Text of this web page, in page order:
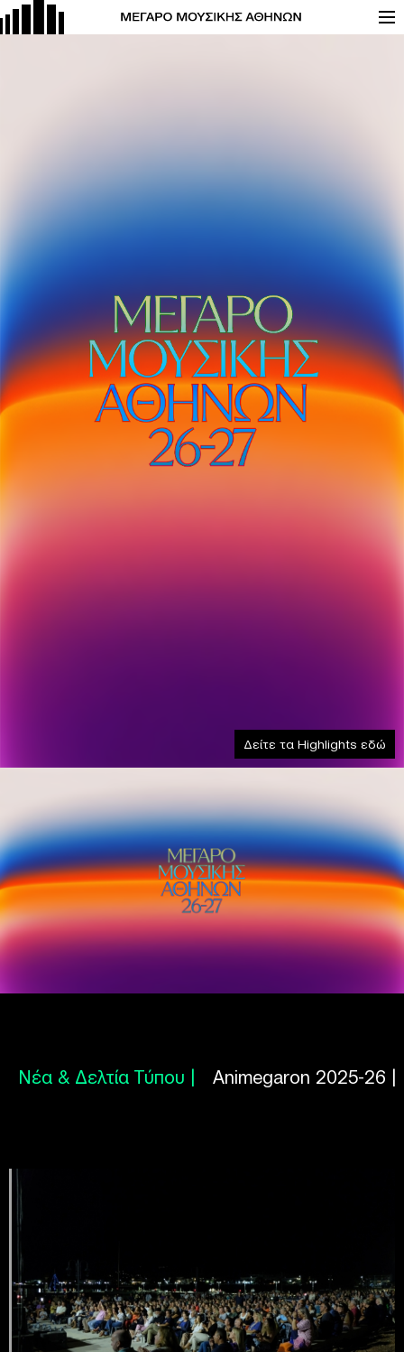
Δείτε τα Highlights εδώ
Νέα & Δελτία Τύπου | Animegaron 2025-26 |